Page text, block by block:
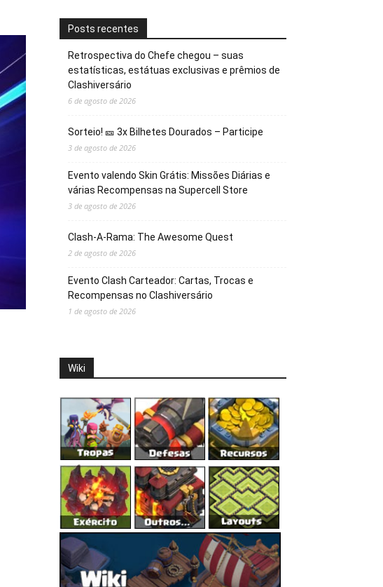
Posts recentes
Retrospectiva do Chefe chegou – suas
estatísticas, estátuas exclusivas e prêmios de
Clashiversário
6 de agosto de 2026
Sorteio! 🎫 3x Bilhetes Dourados – Participe
3 de agosto de 2026
Evento valendo Skin Grátis: Missões Diárias e
várias Recompensas na Supercell Store
3 de agosto de 2026
Clash-A-Rama: The Awesome Quest
2 de agosto de 2026
Evento Clash Carteador: Cartas, Trocas e
Recompensas no Clashiversário
1 de agosto de 2026
Wiki